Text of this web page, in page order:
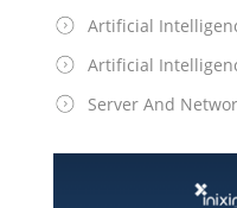
Artificial
Artificial
Server And